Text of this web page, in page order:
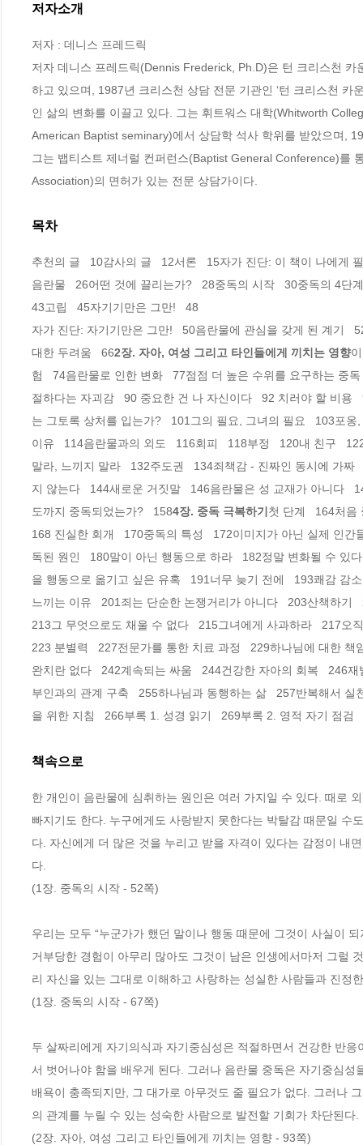
저자소개
저자 : 데니스 프레드릭
저자 데니스 프레드릭(Dennis Frederick, Ph.D)은 턴 크리스천
하고 있으며, 1987년 크리스천 상담 전문 기관인 ‘턴 크리스천
인 삶의 변화를 이끌고 있다. 그는 휘트워스 대학(Whitworth
American Baptist seminary)에서 상담학 석사 학위를 받았으며,
그는 뱁티스트 제너럴 컨퍼런스(Baptist General Conference)를
Association)의 면허가 있는 전문 상담가이다.
목차
추천의 글   10감사의 글   12서론   15자가 진단: 이 책이 나에게
음란물   26어떤 것에 끌리는가?   28중독의 시작   30중독의 4단
43고립   45자기기만은 그만!   48
자가 진단: 자기기만은 그만!   50음란물에 관심을 갖게 된 계기
대한 두려움   662장. 자아, 여성 그리고 타인들에게 끼치는 영향
험   74음란물로 인한 변화   77점점 더 높은 수위를 요구하는 중
절하다는 자괴감   90 중요한 건 나 자신이다   92 치러야 할 비용
는 그토록 상처를 입는가?   101그의 필요, 그녀의 필요   103포
이유   114음란물과의 외도   116회피   118부정   120내 친구
말라, 느끼지 말라   132주도권   134죄책감 - 진짜인 동시에 가
지 않는다   144새로운 거짓말   146음란물은 성 교재가 아니다
도까지 중독되었는가?   1584장. 중독 극복하기 첫 단계   164처음
168 진실한 회개   170중독의 특성   172이미지가 아닌 실제 인
독된 원인   180말이 아닌 행동으로 하라   182정말 변화될 수 있
을 행동으로 옮기고 싶은 유혹   191너무 늦기 전에   193쾌감 감
느끼는 이유   201죄는 단순한 논쟁거리가 아니다   203산책하
213그 무엇으로도 채울 수 없다   215그녀에게 사과하라   217오
223 분별력   227전문가를 통한 치료 과정   229하나님에 대한
완치란 없다   242계속되는 싸움   244건강한 자아의 회복   246
부인과의 관계 구축   255하나님과 동행하는 삶   257반복해서
을 위한 지침   266부록 1. 성경 읽기   269부록 2. 영적 자기 점검
책속으로
한 개인이 음란물에 심취하는 원인은 여러 가지일 수 있다. 때로
빠지기도 한다. 누구에게도 사랑받지 못한다는 박탈감 때문일 수
다. 자신에게 더 많은 것을 누리고 받을 자격이 있다는 감정이 내
다.
(1장. 중독의 시작 - 52쪽)
우리는 모두 “누군가가 했던 말이나 행동 때문에 그것이 사실이
거부당한 경험이 아무리 많아도 그것이 남은 인생에서마저 그럴
리 자신을 있는 그대로 이해하고 사랑하는 성실한 사람들과 진정
(1장. 중독의 시작 - 67쪽)
두 살짜리에게 자기의식과 자기중심성은 적절하면서 건강한 반
서 벗어나야 함을 배우게 된다. 그러나 음란물 중독은 자기중심
배욕이 충족되지만, 그 대가로 아무것도 줄 필요가 없다. 그러나
의 관계를 누릴 수 있는 성숙한 사람으로 발전할 기회가 차단된다.
(2장. 자아, 여성 그리고 타인들에게 끼치는 영향 - 93쪽)